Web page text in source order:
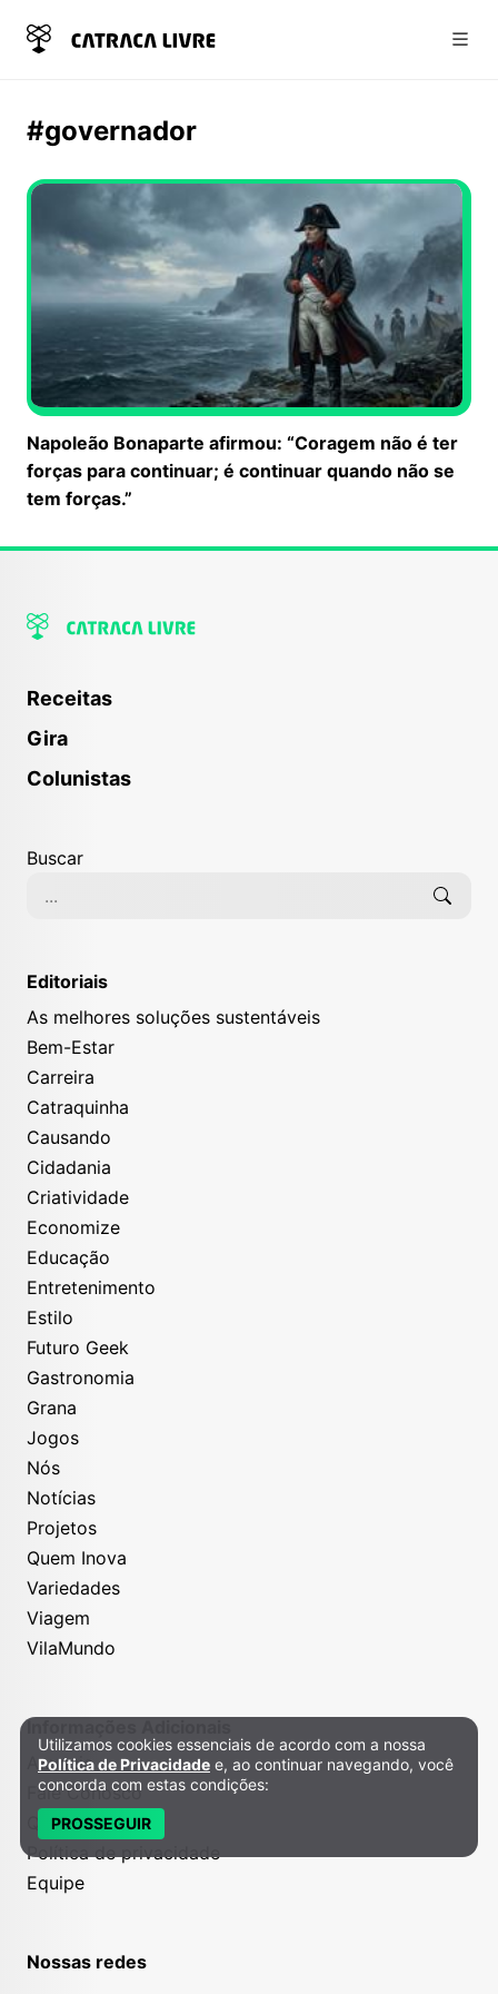
#governador
Napoleão Bonaparte afirmou: “Coragem não é ter
forças para continuar; é continuar quando não se
tem forças.”
Receitas
Gira
Colunistas
Buscar
Editoriais
As melhores soluções sustentáveis
Bem-Estar
Carreira
Catraquinha
Causando
Cidadania
Criatividade
Economize
Educação
Entretenimento
Estilo
Futuro Geek
Gastronomia
Grana
Jogos
Nós
Notícias
Projetos
Quem Inova
Variedades
Viagem
VilaMundo
Informações Adicionais
Anuncie
Fale Conosco
Quem somos
Política de privacidade
Equipe
Nossas redes
Política de Privacidade e Cookies
Utilizamos cookies essenciais de acordo com a nossa
Política de Privacidade e, ao continuar navegando, você
concorda com estas condições:
PROSSEGUIR